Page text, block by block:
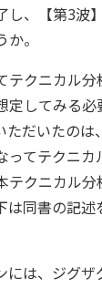
し、【第3波
。
テクニカル分
定してみる
ただいたのは
ってテクニ
テクニカル
は同書の記
には、ジグ